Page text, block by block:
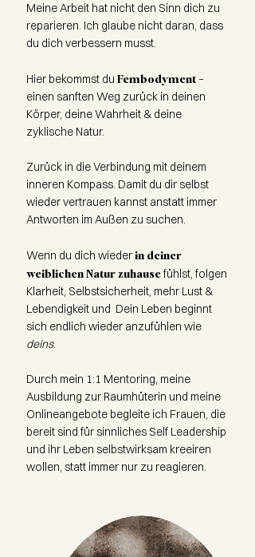
Meine Arbeit hat nicht den Sinn dich zu
reparieren. Ich glaube nicht daran, dass
du dich verbessern musst.
Hier bekommst du Fembodyment–
einen sanften Weg zurück in deinen
Körper, deine Wahrheit & deine
zyklische Natur.
Zurück in die Verbindung mit deinem
inneren Kompass. Damit du dir selbst
wieder vertrauen kannst anstatt immer
Antworten im Außen zu suchen.
Wenn du dich wiederin deiner
weiblichen Natur zuhausefühlst, folgen
Klarheit, Selbstsicherheit, mehr Lust &
Lebendigkeit und Dein Leben beginnt
sich endlich wieder anzufühlen wie
deins.
Durch mein 1:1 Mentoring, meine
Ausbildung zur Raumhüterin und meine
Onlineangebote begleite ich Frauen, die
bereit sind für sinnliches Self Leadership
und ihr Leben selbstwirksam kreeiren
wollen, statt immer nur zu reagieren.